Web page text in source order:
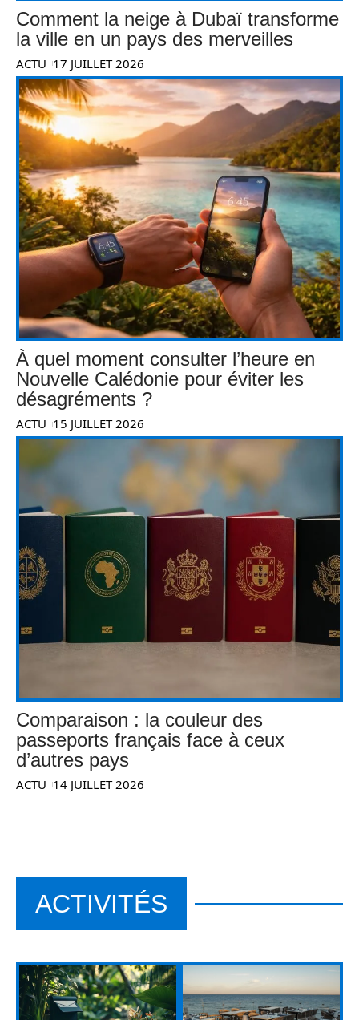
Comment la neige à Dubaï transforme
la ville en un pays des merveilles
ACTU 17 JUILLET 2026
À quel moment consulter l’heure en
Nouvelle Calédonie pour éviter les
désagréments ?
ACTU 15 JUILLET 2026
Comparaison : la couleur des
passeports français face à ceux
d’autres pays
ACTU 14 JUILLET 2026
ACTIVITÉS